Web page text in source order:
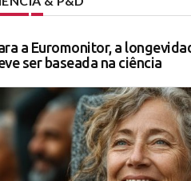
a Euromonitor, a
ser baseada na ciência